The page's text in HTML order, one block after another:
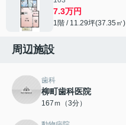
7.3万円
1階 / 11.29坪(37.35㎡)
周辺施設
歯科
柳町歯科医院
167ｍ（3分）